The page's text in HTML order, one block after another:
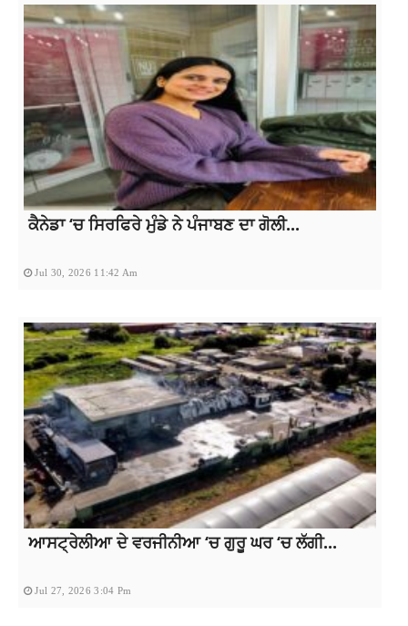
ਕੈਨੇਡਾ ‘ਚ ਸਿਰਫਿਰੇ ਮੁੰਡੇ ਨੇ ਪੰਜਾਬਣ ਦਾ ਗੋਲੀ...
Jul 30, 2026 11:42 Am
ਆਸਟ੍ਰੇਲੀਆ ਦੇ ਵਰਜੀਨੀਆ ‘ਚ ਗੁਰੂ ਘਰ ‘ਚ ਲੱਗੀ...
Jul 27, 2026 3:04 Pm